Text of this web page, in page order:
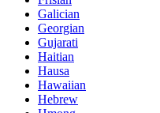
Galician
Georgian
Gujarati
Haitian
Hausa
Hawaiian
Hebrew